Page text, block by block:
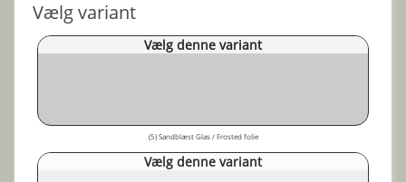
Vælg variant
Vælg denne variant
(5) Sandblæst Glas / Frosted folie
Vælg denne variant